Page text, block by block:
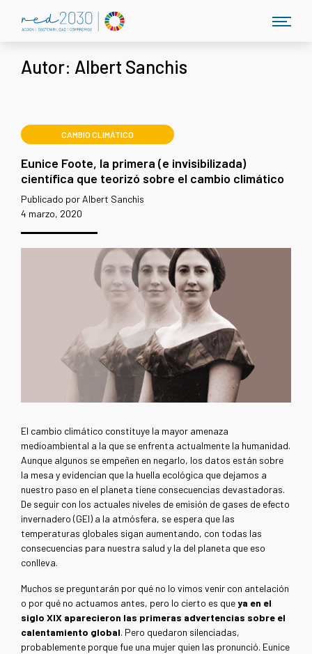
Autor: Albert Sanchis
CAMBIO CLIMÁTICO
Eunice Foote, la primera (e invisibilizada)
científica que teorizó sobre el cambio climático
Publicado por Albert Sanchis
4 marzo, 2020
El cambio climático constituye la mayor amenaza
medioambiental a la que se enfrenta actualmente la humanidad.
Aunque algunos se empeñen en negarlo, los datos están sobre
la mesa y evidencian que la huella ecológica que dejamos a
nuestro paso en el planeta tiene consecuencias devastadoras.
De seguir con los actuales niveles de emisión de gases de efecto
invernadero (GEI) a la atmósfera, se espera que las
temperaturas globales sigan aumentando, con todas las
consecuencias para nuestra salud y la del planeta que eso
conlleva.
Muchos se preguntarán por qué no lo vimos venir con antelación
o por qué no actuamos antes, pero lo cierto es queya en el
siglo XIX aparecieron las primeras advertencias sobre el
calentamiento global. Pero quedaron silenciadas,
probablemente porque fue una mujer quien las pronunció. Eunice